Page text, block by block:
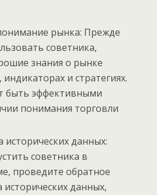
рынка: Прежде
советника,
знания о рынке
и стратегиях.
быть эффективными
понимания торговли
исторических данных:
советника в
проведите обратное
исторических данных,